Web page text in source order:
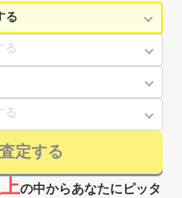
査定する
の中からあなたにピッタ